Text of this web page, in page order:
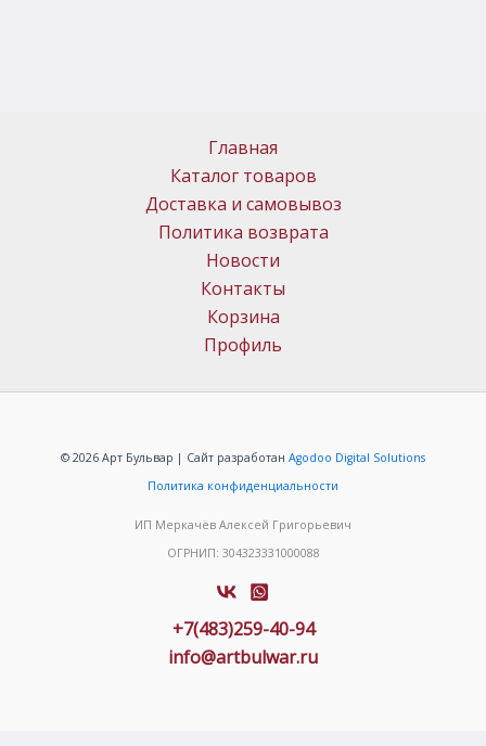
Главная
Каталог товаров
Доставка и самовывоз
Политика возврата
Новости
Контакты
Корзина
Профиль
© 2026 Арт Бульвар | Сайт разработан Agodoo Digital Solutions
Политика конфиденциальности
ИП Меркачёв Алексей Григорьевич
ОГРНИП: 304323331000088
+7(483)259-40-94
info@artbulwar.ru